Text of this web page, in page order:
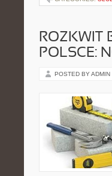
ROZKWIT
POLSCE:
POSTED BY ADMIN